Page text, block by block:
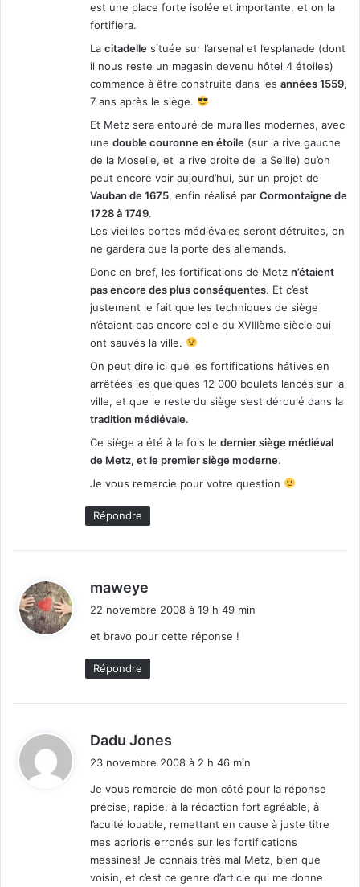
est une place forte isolée et importante, et on la
fortifiera.
La citadelle située sur l’arsenal et l’esplanade (dont
il nous reste un magasin devenu hôtel 4 étoiles)
commence à être construite dans les années 1559,
7 ans après le siège.
Et Metz sera entouré de murailles modernes, avec
une double couronne en étoile (sur la rive gauche
de la Moselle, et la rive droite de la Seille) qu’on
peut encore voir aujourd’hui, sur un projet de
Vauban de 1675, enfin réalisé par Cormontaigne de
1728 à 1749.
Les vieilles portes médiévales seront détruites, on
ne gardera que la porte des allemands.
Donc en bref, les fortifications de Metz n’étaient
pas encore des plus conséquentes. Et c’est
justement le fait que les techniques de siège
n’étaient pas encore celle du XVIIIème siècle qui
ont sauvés la ville.
On peut dire ici que les fortifications hâtives en
arrêtées les quelques 12 000 boulets lancés sur la
ville, et que le reste du siège s’est déroulé dans la
tradition médiévale.
Ce siège a été à la fois le dernier siège médiéval
de Metz, et le premier siège moderne.
Je vous remercie pour votre question
Répondre
maweye
:
22 novembre 2008 à 19 h 49 min
et bravo pour cette réponse !
Répondre
Dadu Jones
:
23 novembre 2008 à 2 h 46 min
Je vous remercie de mon côté pour la réponse
précise, rapide, à la rédaction fort agréable, à
l’acuité louable, remettant en cause à juste titre
mes aprioris erronés sur les fortifications
messines! Je connais très mal Metz, bien que
voisin, et c’est ce genre d’article qui me donne